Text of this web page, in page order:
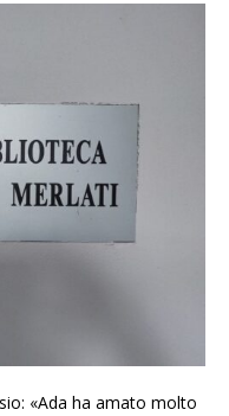
«Ada ha amato molto